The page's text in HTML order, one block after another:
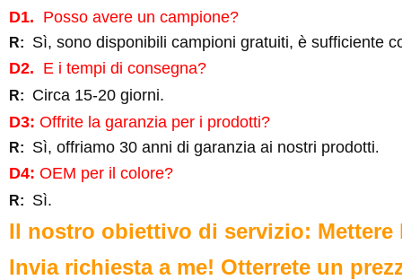
D1. Posso avere un campione?
R:
Sì, sono disponibili campioni gratuiti, è sufficiente
D2. E i tempi di consegna?
R:
Circa 15-20 giorni.
D3: Offrite la garanzia per i prodotti?
R: Sì, offriamo 30 anni di garanzia ai nostri prodotti.
D4: OEM per il colore?
R: Sì.
Il nostro obiettivo di servizio:
Invia richiesta a me! Otterrete un